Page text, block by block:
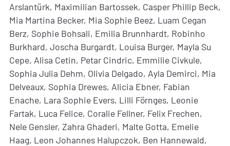
Arslantürk, Maximilian Bartossek, Casper Phillip Beck,
Mia Martina Becker, Mia Sophie Beez, Luam Cegan
Berz, Sophie Bohsali, Emilia Brunnhardt, Robinho
Burkhard, Joscha Burgardt, Louisa Burger, Mayla Su
Cepe, Alisa Cetin, Petar Cindric, Emmilie Civkule,
Sophia Julia Dehm, Olivia Delgado, Ayla Demirci, Mia
Delveaux, Sophia Drewes, Alicia Ebner, Fabian
Enache, Lara Sophie Evers, Lilli Förnges, Leonie
Fartak, Luca Felice, Coralie Fellner, Felix Frechen,
Nele Gensler, Zahra Ghaderi, Malte Gotta, Emelie
Haag, Leon Johannes Halupczok, Ben Hannewald,